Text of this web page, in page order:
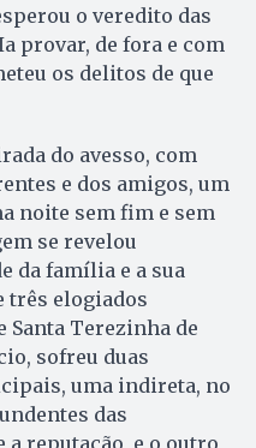
o veredito das
provar, de fora e com
os delitos de que
do avesso, com
e dos amigos, um
noite sem fim e sem
se revelou
da família e a sua
três elogiados
Santa Terezinha de
sofreu duas
uma indireta, no
das
reputação, e o outro